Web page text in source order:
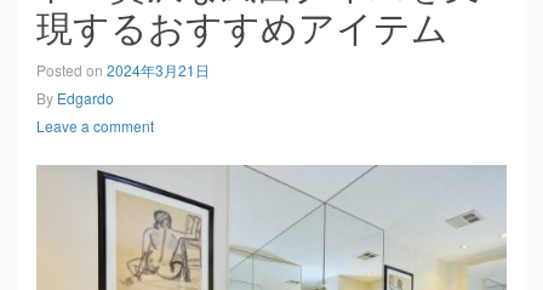
現するおすすめアイテム
Posted on 2024年3月21日
By Edgardo
Leave a comment